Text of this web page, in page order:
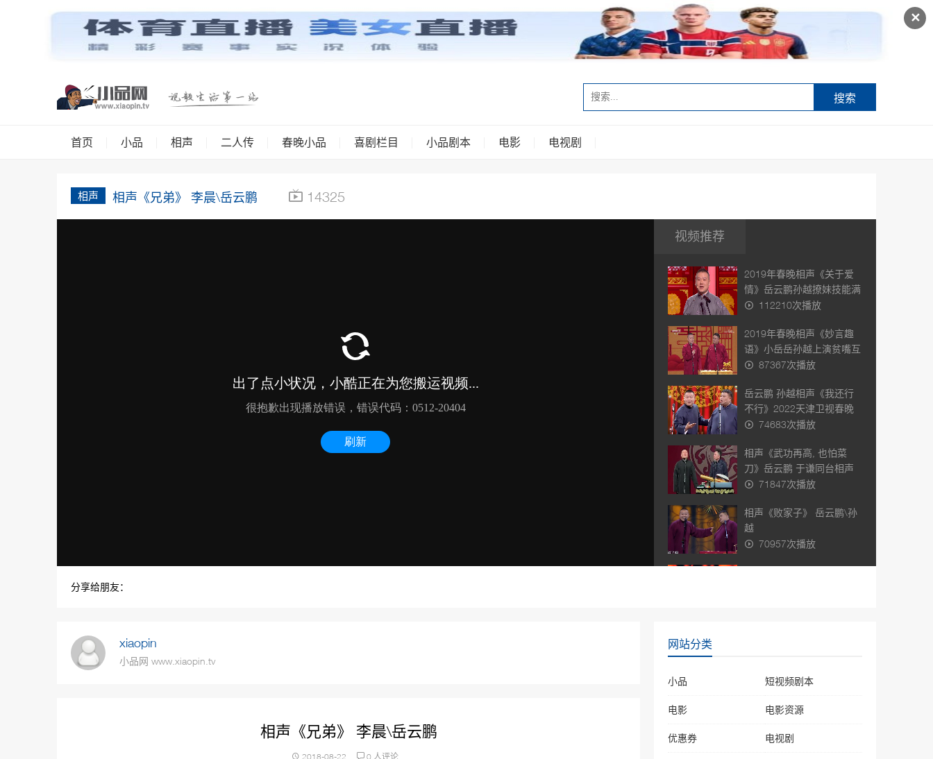
✕
搜索
首页 小品 相声 二人传 春晚小品 喜剧栏目 小品剧本 电影 电视剧
相声 相声《兄弟》 李晨\岳云鹏 14325
视频推荐
2019年春晚相声《关于爱
情》岳云鹏孙越撩妹技能满
点，112210次播放
2019年春晚相声《妙言趣
语》小岳岳孙越上演贫嘴互
怼趣解汉字逗乐全场
87367次播放
岳云鹏 孙越相声《我还行
不行》2022天津卫视春晚
74683次播放
相声《武功再高, 也怕菜
刀》岳云鹏 于谦同台相声
太逗了71847次播放
相声《败家子》 岳云鹏\孙
越
70957次播放
分享给朋友：
xiaopin
小品网 www.xiaopin.tv
相声《兄弟》 李晨\岳云鹏
2018-08-22 0 人评论
网站分类
小品 短视频剧本
电影 电影资源
优惠券 电视剧